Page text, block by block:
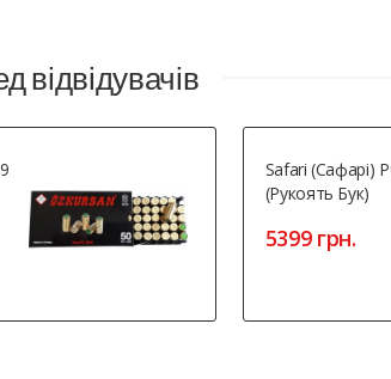
відвідувачів
Safari (Сафарі)
(рукоять Бук)
5399 грн.